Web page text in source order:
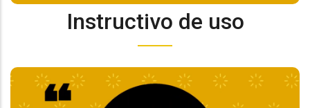
Instructivo de uso